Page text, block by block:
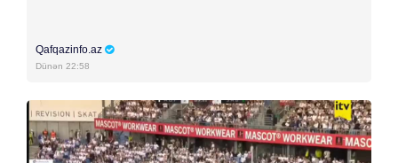
Qafqazinfo.az
Dünən 22:58